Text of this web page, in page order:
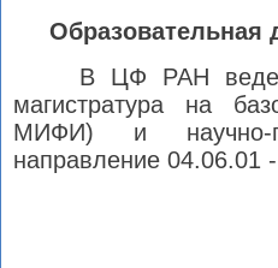
Образовательная
В ЦФ РАН
магистратура на
МИФИ) и научно-
направление 04.06.01